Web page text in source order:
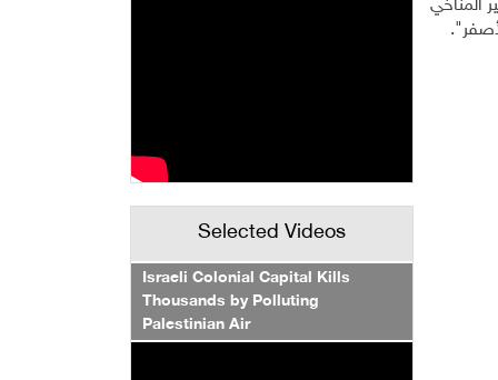
للتغير المناخي
Selected Videos
Israeli Colonial Capital Kills
Thousands by Polluting
Palestinian Air